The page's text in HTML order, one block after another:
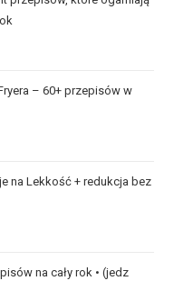
– 60+ przepisów w
na Lekkość + redukcja bez
na cały rok • (jedz